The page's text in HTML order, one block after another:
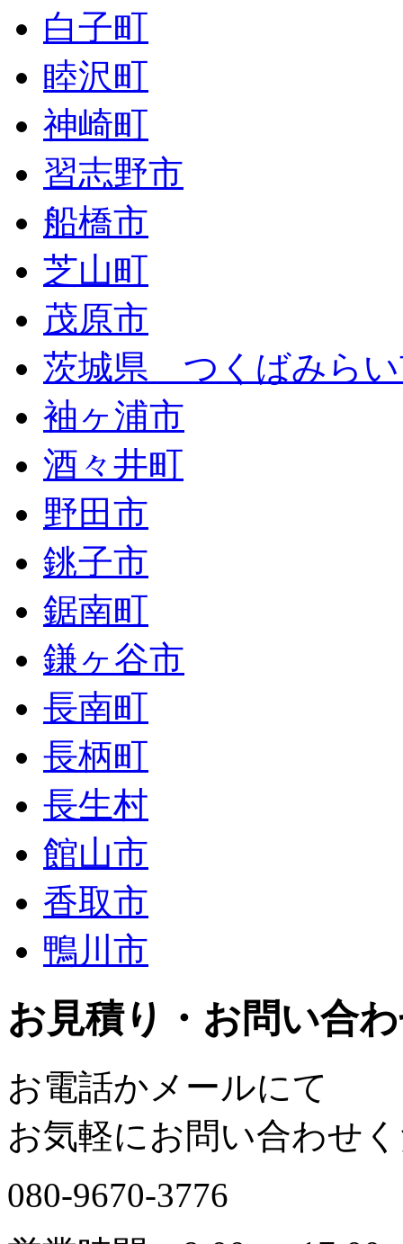
白子町
睦沢町
神崎町
習志野市
船橋市
芝山町
茂原市
茨城県 つくばみら
袖ヶ浦市
酒々井町
野田市
銚子市
鋸南町
鎌ヶ谷市
長南町
長柄町
長生村
館山市
香取市
鴨川市
お見積り・お問い合
お電話かメールにて
お気軽にお問い合わせ
080-9670-3776